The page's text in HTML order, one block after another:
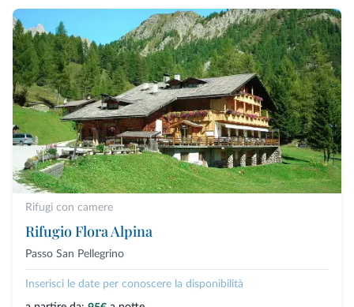
Rifugi con camere
Rifugio Flora Alpina
Passo San Pellegrino
Inserisci le date per conoscere la disponibilità